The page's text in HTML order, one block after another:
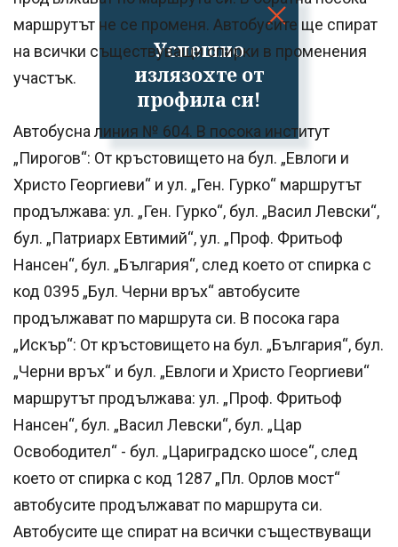
Успешно
излязохте от
профила си!
маршрутът не се променя. Автобусите ще спират
на всички съществуващи спирки в променения
участък.
Автобусна линия № 604. В посока институт
„Пирогов“: От кръстовището на бул. „Евлоги и
Христо Георгиеви“ и ул. „Ген. Гурко“ маршрутът
продължава: ул. „Ген. Гурко“, бул. „Васил Левски“,
бул. „Патриарх Евтимий“, ул. „Проф. Фритьоф
Нансен“, бул. „България“, след което от спирка с
код 0395 „Бул. Черни връх“ автобусите
продължават по маршрута си. В посока гара
„Искър“: От кръстовището на бул. „България“, бул.
„Черни връх“ и бул. „Евлоги и Христо Георгиеви“
маршрутът продължава: ул. „Проф. Фритьоф
Нансен“, бул. „Васил Левски“, бул. „Цар
Освободител“ - бул. „Цариградско шосе“, след
което от спирка с код 1287 „Пл. Орлов мост“
автобусите продължават по маршрута си.
Автобусите ще спират на всички съществуващи